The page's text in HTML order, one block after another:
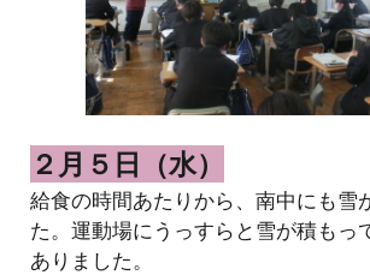
２月５日（水）
給食の時間あたりから、南中にも雪
た。運動場にうっすらと雪が積もっ
ありました。